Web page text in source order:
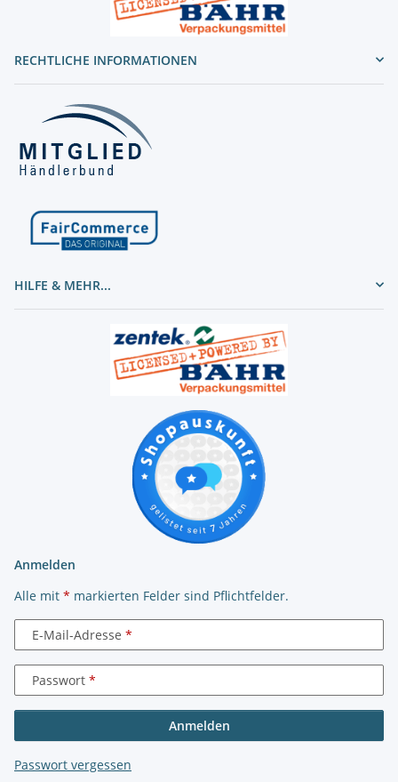
RECHTLICHE INFORMATIONEN
HILFE & MEHR...
Anmelden
Alle mit * markierten Felder sind Pflichtfelder.
E-Mail-Adresse
Passwort
Anmelden
Passwort vergessen